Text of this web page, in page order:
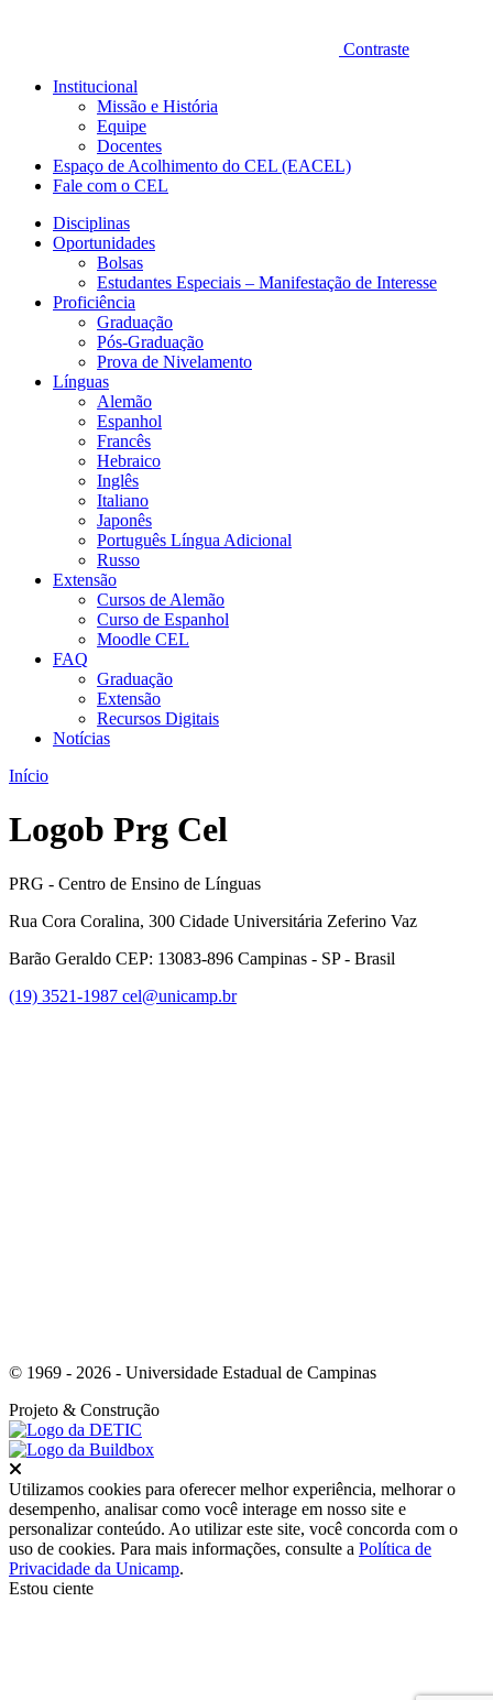
Contraste
Institucional
Missão e História
Equipe
Docentes
Espaço de Acolhimento do CEL (EACEL)
Fale com o CEL
Disciplinas
Oportunidades
Bolsas
Estudantes Especiais – Manifestação de Interesse
Proficiência
Graduação
Pós-Graduação
Prova de Nivelamento
Línguas
Alemão
Espanhol
Francês
Hebraico
Inglês
Italiano
Japonês
Português Língua Adicional
Russo
Extensão
Cursos de Alemão
Curso de Espanhol
Moodle CEL
FAQ
Graduação
Extensão
Recursos Digitais
Notícias
Início
Logob Prg Cel
PRG - Centro de Ensino de Línguas
Rua Cora Coralina, 300 Cidade Universitária Zeferino Vaz
Barão Geraldo CEP: 13083-896 Campinas - SP - Brasil
(19) 3521-1987 cel@unicamp.br
© 1969 - 2026 - Universidade Estadual de Campinas
Projeto & Construção
Utilizamos cookies para oferecer melhor experiência, melhorar o
desempenho, analisar como você interage em nosso site e
personalizar conteúdo. Ao utilizar este site, você concorda com o
uso de cookies. Para mais informações, consulte a Política de
Privacidade da Unicamp.
Estou ciente